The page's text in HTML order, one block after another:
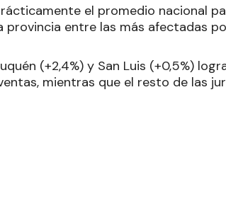
el promedio nacional
provincia entre las más afectadas
(+2,4%) y San Luis (+0,5%)
mientras que el resto de las